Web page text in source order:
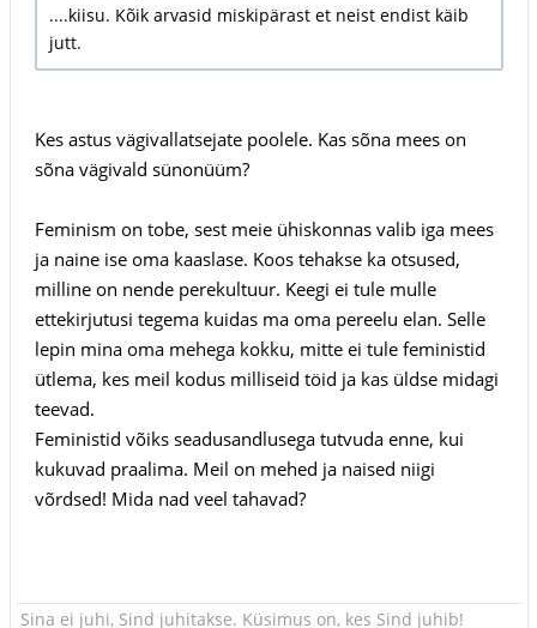
....kiisu. Kõik arvasid miskipärast et neist endist käib
jutt.
Kes astus vägivallatsejate poolele. Kas sõna mees on
sõna vägivald sünonüüm?
Feminism on tobe, sest meie ühiskonnas valib iga mees
ja naine ise oma kaaslase. Koos tehakse ka otsused,
milline on nende perekultuur. Keegi ei tule mulle
ettekirjutusi tegema kuidas ma oma pereelu elan. Selle
lepin mina oma mehega kokku, mitte ei tule feministid
ütlema, kes meil kodus milliseid töid ja kas üldse midagi
teevad.
Feministid võiks seadusandlusega tutvuda enne, kui
kukuvad praalima. Meil on mehed ja naised niigi
võrdsed! Mida nad veel tahavad?
Sina ei juhi, Sind juhitakse. Küsimus on, kes Sind juhib!